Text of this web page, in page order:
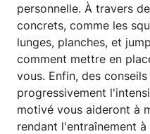
personnelle. À travers
concrets, comme les
lunges, planches, et
comment mettre en
vous. Enfin, des
progressivement
motivé vous aideront à
rendant l'entraînement